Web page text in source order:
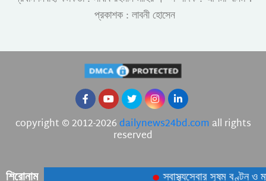
প্রকাশক : লাবনী হোসেন
copyright © 2012-2026dailynews24bd.com all rights
reserved